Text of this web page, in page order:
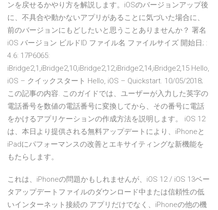
ンを戻せるかやり方を解説します。iOSのバージョンアップ後
に、不具合や動かないアプリがあることに気づいた場合に、
前のバージョンにもどしたいと思うことありませんか？ 署名
iOS バージョン ビルドID ファイル名 ファイルサイズ 開始日; :
4.6: 17P6065:
iBridge2,1,iBridge2,10,iBridge2,12,iBridge2,14,iBridge2,15 Hello,
iOS – クイックスタート Hello, iOS – Quickstart. 10/05/2018;
この記事の内容. このガイドでは、ユーザーが入力した英字の
電話番号を数値の電話番号に変換してから、その番号に電話
をかけるアプリケーションの作成方法を説明します。 iOS 12
は、本日より提供される無料アップデートにより、iPhoneと
iPadにパフォーマンスの改善とエキサイティングな新機能を
もたらします。
これは、iPhoneの問題かもしれませんが、iOS 12 / iOS 13ベー
タアップデートファイルのダウンロード中または信頼性の低
いインターネット接続の アプリだけでなく、iPhoneの他の機